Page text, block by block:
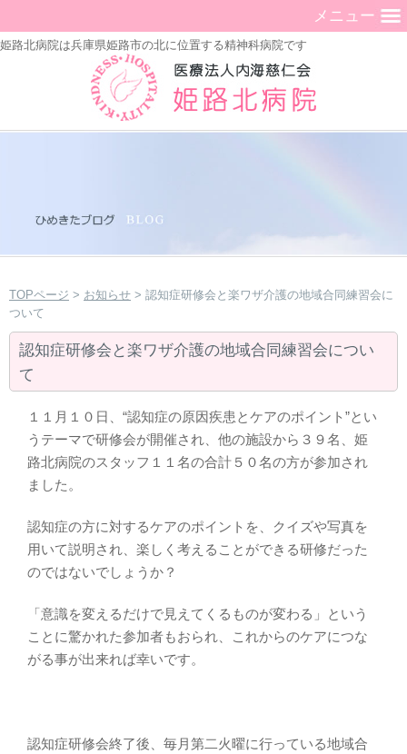
姫路北病院は兵庫県姫路市の北に位置する精神科病院です
メニュー
TOPページ > お知らせ > 認知症研修会と楽ワザ介護の地域合同練習会に
ついて
認知症研修会と楽ワザ介護の地域合同練習会につい
て
１１月１０日、“認知症の原因疾患とケアのポイント”とい
うテーマで研修会が開催され、他の施設から３９名、姫
路北病院のスタッフ１１名の合計５０名の方が参加され
ました。
認知症の方に対するケアのポイントを、クイズや写真を
用いて説明され、楽しく考えることができる研修だった
のではないでしょうか？
「意識を変えるだけで見えてくるものが変わる」という
ことに驚かれた参加者もおられ、これからのケアにつな
がる事が出来れば幸いです。
認知症研修会終了後、毎月第二火曜に行っている地域合